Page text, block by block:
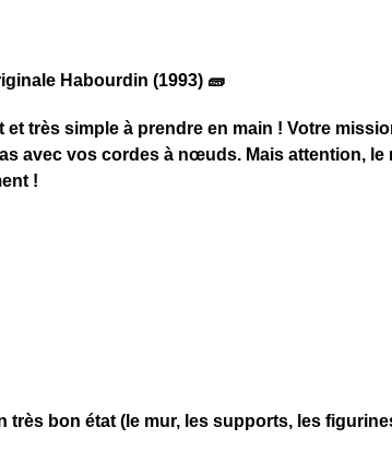
Habourdin (1993) 🧱
très simple à prendre en main ! Votre
avec vos cordes à nœuds. Mais attention,
!
très bon état (le mur, les supports, les